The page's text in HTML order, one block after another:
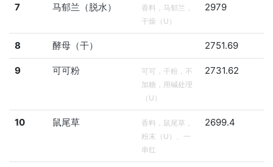
7 马郁兰（脱水）
香料，马郁兰，
干燥（U）
2979
8 酵母（干） 2751.69
9 可可粉
可可，干粉，不
加糖，用碱处理
（U）
2731.62
10 鼠尾草
香料，鼠尾草，
粉末（U）、一
串红
2699.4